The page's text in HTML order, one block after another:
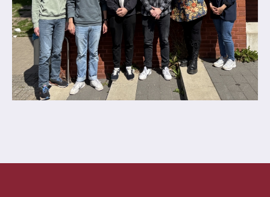
Abschlüsse
Niederländisch